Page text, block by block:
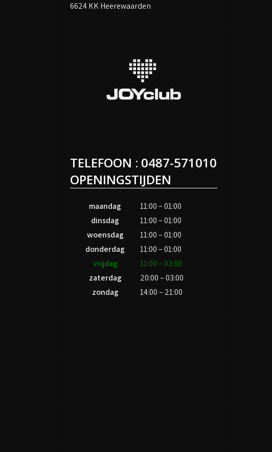
6624 KK Heerewaarden
TELEFOON : 0487-571010
OPENINGSTIJDEN
maandag
11:00 – 01:00
dinsdag
11:00 – 01:00
woensdag
11:00 – 01:00
donderdag
11:00 – 01:00
vrijdag
11:00 – 03:00
zaterdag
20:00 – 03:00
zondag
14:00 – 21:00